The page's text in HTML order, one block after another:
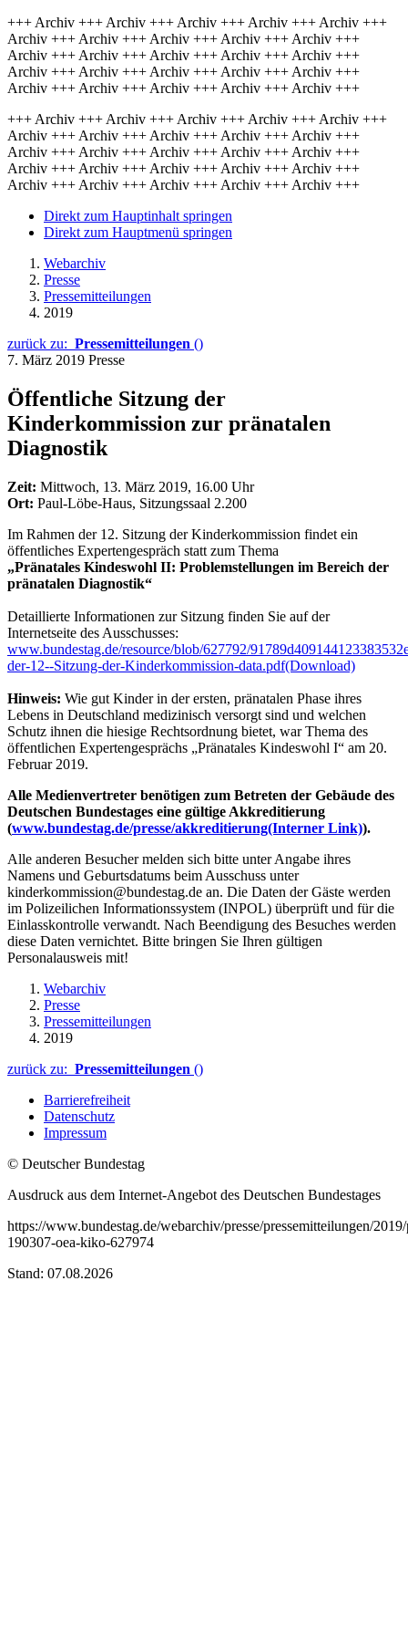
+++ Archiv +++ Archiv +++ Archiv +++ Archiv +++ Archiv +++
Archiv +++ Archiv +++ Archiv +++ Archiv +++ Archiv +++
Archiv +++ Archiv +++ Archiv +++ Archiv +++ Archiv +++
Archiv +++ Archiv +++ Archiv +++ Archiv +++ Archiv +++
Archiv +++ Archiv +++ Archiv +++ Archiv +++ Archiv +++
+++ Archiv +++ Archiv +++ Archiv +++ Archiv +++ Archiv +++
Archiv +++ Archiv +++ Archiv +++ Archiv +++ Archiv +++
Archiv +++ Archiv +++ Archiv +++ Archiv +++ Archiv +++
Archiv +++ Archiv +++ Archiv +++ Archiv +++ Archiv +++
Archiv +++ Archiv +++ Archiv +++ Archiv +++ Archiv +++
Direkt zum Hauptinhalt springen
Direkt zum Hauptmenü springen
Webarchiv
Presse
Pressemitteilungen
2019
zurück zu: Pressemitteilungen ()
7. März 2019 Presse
Öffentliche Sitzung der
Kinderkommission zur pränatalen
Diagnostik
Zeit: Mittwoch, 13. März 2019, 16.00 Uhr
Ort: Paul-Löbe-Haus, Sitzungssaal 2.200
Im Rahmen der 12. Sitzung der Kinderkommission findet ein
öffentliches Expertengespräch statt zum Thema
„Pränatales Kindeswohl II: Problemstellungen im Bereich der
pränatalen Diagnostik“
Detaillierte Informationen zur Sitzung finden Sie auf der
Internetseite des Ausschusses:
www.bundestag.de/resource/blob/627792/
der-12--Sitzung-der-Kinderkommission-data.pdf(Download)
Hinweis: Wie gut Kinder in der ersten, pränatalen Phase ihres
Lebens in Deutschland medizinisch versorgt sind und welchen
Schutz ihnen die hiesige Rechtsordnung bietet, war Thema des
öffentlichen Expertengesprächs „Pränatales Kindeswohl I“ am 20.
Februar 2019.
Alle Medienvertreter benötigen zum Betreten der Gebäude des
Deutschen Bundestages eine gültige Akkreditierung
(www.bundestag.de/presse/akkreditierung(Interner Link)).
Alle anderen Besucher melden sich bitte unter Angabe ihres
Namens und Geburtsdatums beim Ausschuss unter
kinderkommission@bundestag.de an. Die Daten der Gäste werden
im Polizeilichen Informationssystem (INPOL) überprüft und für die
Einlasskontrolle verwandt. Nach Beendigung des Besuches werden
diese Daten vernichtet. Bitte bringen Sie Ihren gültigen
Personalausweis mit!
Webarchiv
Presse
Pressemitteilungen
2019
zurück zu: Pressemitteilungen ()
Barrierefreiheit
Datenschutz
Impressum
© Deutscher Bundestag
Ausdruck aus dem Internet-Angebot des Deutschen Bundestages
https://www.bundestag.de/webarchiv/presse/pressemitteilungen/
190307-oea-kiko-627974
Stand: 07.08.2026